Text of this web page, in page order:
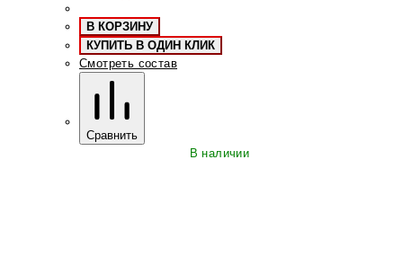
В КОРЗИНУ
КУПИТЬ В ОДИН КЛИК
Смотреть состав
Сравнить
В наличии